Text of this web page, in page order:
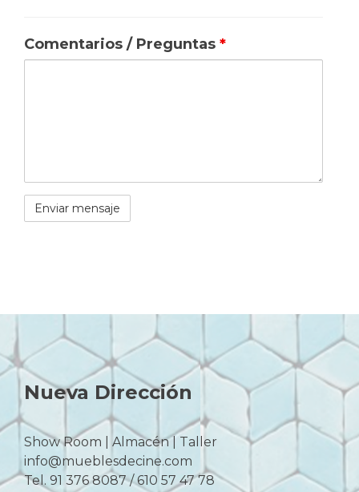
Comentarios / Preguntas *
Nueva Dirección
Show Room | Almacén | Taller
info@mueblesdecine.com
Tel. 91 376 8087 / 610 57 47 78